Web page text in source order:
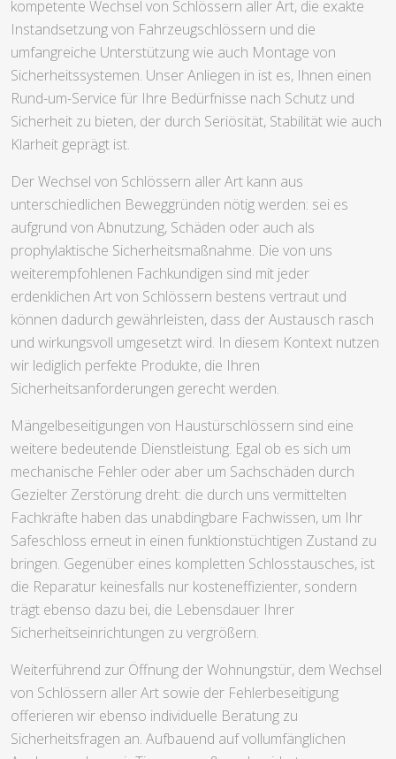
kompetente Wechsel von Schlössern aller Art, die exakte
Instandsetzung von Fahrzeugschlössern und die
umfangreiche Unterstützung wie auch Montage von
Sicherheitssystemen. Unser Anliegen in ist es, Ihnen einen
Rund-um-Service für Ihre Bedürfnisse nach Schutz und
Sicherheit zu bieten, der durch Seriösität, Stabilität wie auch
Klarheit geprägt ist.
Der Wechsel von Schlössern aller Art kann aus
unterschiedlichen Beweggründen nötig werden: sei es
aufgrund von Abnutzung, Schäden oder auch als
prophylaktische Sicherheitsmaßnahme. Die von uns
weiterempfohlenen Fachkundigen sind mit jeder
erdenklichen Art von Schlössern bestens vertraut und
können dadurch gewährleisten, dass der Austausch rasch
und wirkungsvoll umgesetzt wird. In diesem Kontext nutzen
wir lediglich perfekte Produkte, die Ihren
Sicherheitsanforderungen gerecht werden.
Mängelbeseitigungen von Haustürschlössern sind eine
weitere bedeutende Dienstleistung. Egal ob es sich um
mechanische Fehler oder aber um Sachschäden durch
Gezielter Zerstörung dreht: die durch uns vermittelten
Fachkräfte haben das unabdingbare Fachwissen, um Ihr
Safeschloss erneut in einen funktionstüchtigen Zustand zu
bringen. Gegenüber eines kompletten Schlosstausches, ist
die Reparatur keinesfalls nur kosteneffizienter, sondern
trägt ebenso dazu bei, die Lebensdauer Ihrer
Sicherheitseinrichtungen zu vergrößern.
Weiterführend zur Öffnung der Wohnungstür, dem Wechsel
von Schlössern aller Art sowie der Fehlerbeseitigung
offerieren wir ebenso individuelle Beratung zu
Sicherheitsfragen an. Aufbauend auf vollumfänglichen